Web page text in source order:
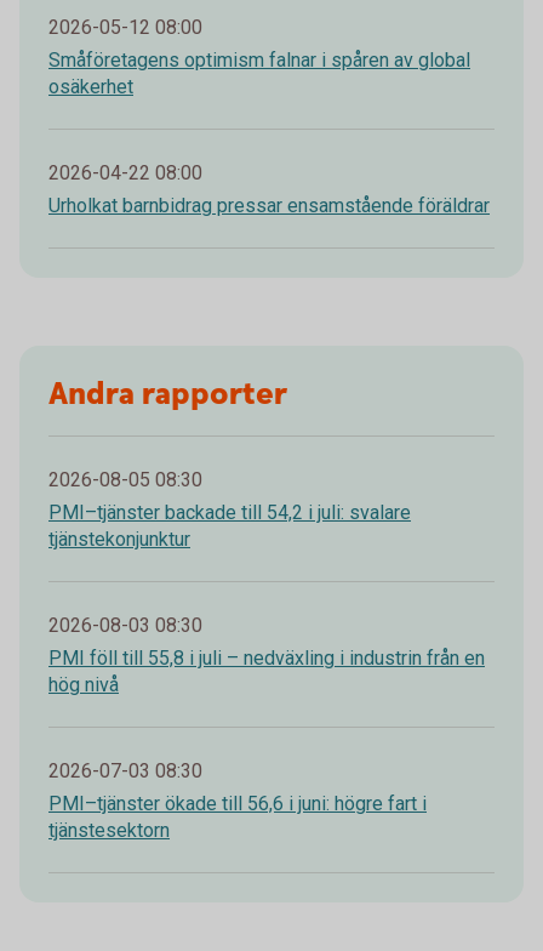
2026-05-12 08:00
Småföretagens optimism falnar i spåren av global
osäkerhet
2026-04-22 08:00
Urholkat barnbidrag pressar ensamstående föräldrar
Andra rapporter
2026-08-05 08:30
PMI–tjänster backade till 54,2 i juli: svalare
tjänstekonjunktur
2026-08-03 08:30
PMI föll till 55,8 i juli – nedväxling i industrin från en
hög nivå
2026-07-03 08:30
PMI–tjänster ökade till 56,6 i juni: högre fart i
tjänstesektorn